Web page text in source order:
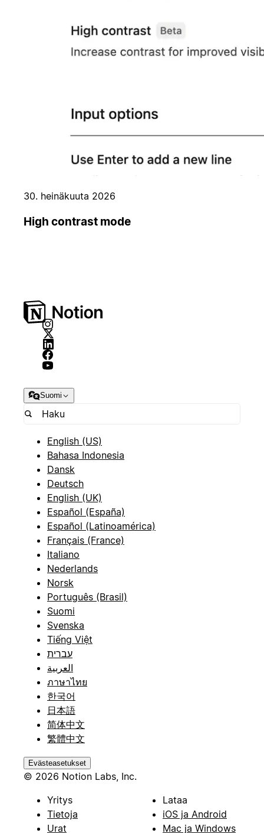
30. heinäkuuta 2026
High contrast mode
Suomi
English (US)
Bahasa Indonesia
Dansk
Deutsch
English (UK)
Español (España)
Español (Latinoamérica)
Français (France)
Italiano
Nederlands
Norsk
Português (Brasil)
Suomi
Svenska
Tiếng Việt
עברית
العربية
ภาษาไทย
한국어
日本語
简体中文
繁體中文
Evästeasetukset
© 2026 Notion Labs, Inc.
Yritys
Tietoja
Urat
Lataa
iOS ja Android
Mac ja Windows